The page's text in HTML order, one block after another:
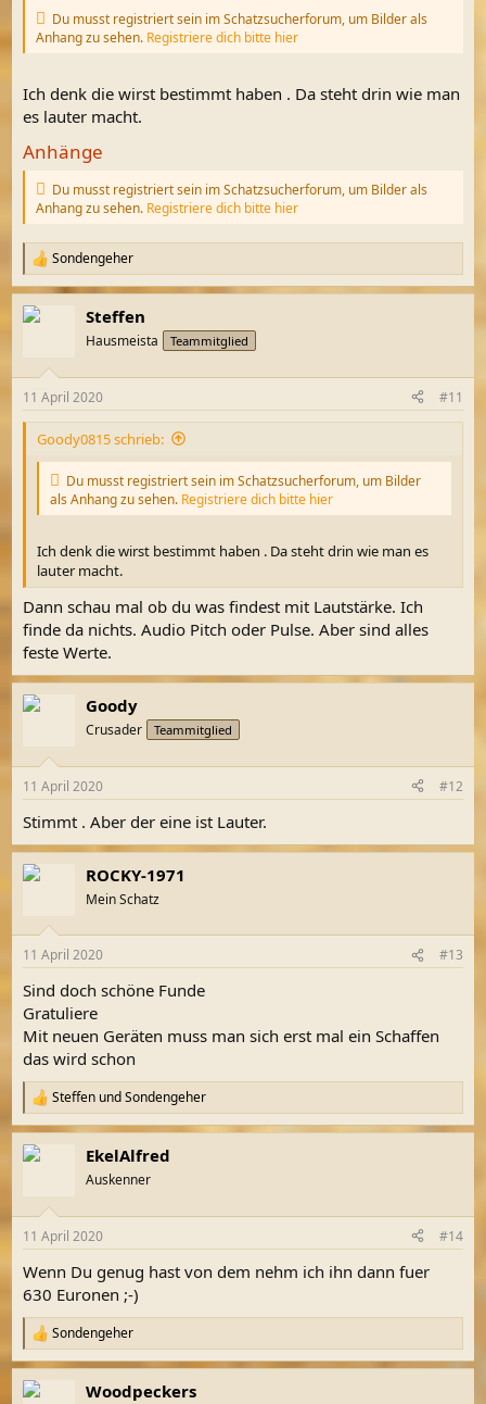
Du musst registriert sein im Schatzsucherforum, um Bilder als
Anhang zu sehen. Registriere dich bitte hier
Ich denk die wirst bestimmt haben . Da steht drin wie man
es lauter macht.
Anhänge
Du musst registriert sein im Schatzsucherforum, um Bilder als
Anhang zu sehen. Registriere dich bitte hier
R
e
a
k
e
n
Sondengeher
Steffen
Hausmeista Teammitglied
11 April 2020 #11
Goody0815 schrieb:
Du musst registriert sein im Schatzsucherforum, um Bilder
als Anhang zu sehen. Registriere dich bitte hier
Ich denk die wirst bestimmt haben . Da steht drin wie man es
lauter macht.
Dann schau mal ob du was findest mit Lautstärke. Ich
finde da nichts. Audio Pitch oder Pulse. Aber sind alles
feste Werte.
Goody
Crusader Teammitglied
11 April 2020 #12
Stimmt . Aber der eine ist Lauter.
ROCKY-1971
Mein Schatz
11 April 2020 #13
Sind doch schöne Funde
Gratuliere
Mit neuen Geräten muss man sich erst mal ein Schaffen
das wird schon
R
e
a
k
e
:
Steffen undSondengeher
EkelAlfred
Auskenner
11 April 2020 #14
Wenn Du genug hast von dem nehm ich ihn dann fuer
630 Euronen ;-)
R
e
a
k
Sondengeher
Woodpeckers